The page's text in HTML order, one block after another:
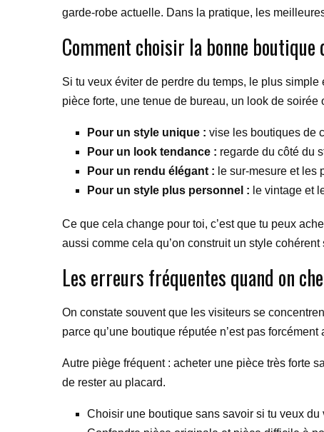
garde-robe actuelle. Dans la pratique, les
Comment choisir la bonne boutique
Si tu veux éviter de perdre du temps, le plus
pièce forte, une tenue de bureau, un look de soirée
Pour un style unique : vise les boutiques de
Pour un look tendance : regarde du côté du
Pour un rendu élégant : le sur-mesure et les
Pour un style plus personnel : le vintage et
Ce que cela change pour toi, c’est que tu peux
aussi comme cela qu’on construit un style cohérent
Les erreurs fréquentes quand on
On constate souvent que les visiteurs se
parce qu’une boutique réputée n’est pas
Autre piège fréquent : acheter une pièce très forte
de rester au placard.
Choisir une boutique sans savoir si tu veux